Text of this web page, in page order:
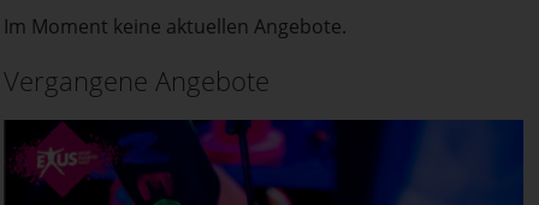
Im Moment keine aktuellen Angebote.
Vergangene Angebote